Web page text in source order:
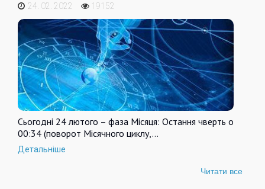
24. 02. 2022
19152
Сьогодні 24 лютого – фаза Місяця: Остання чверть о
00:34 (поворот Місячного циклу,…
Детальніше
Читати все